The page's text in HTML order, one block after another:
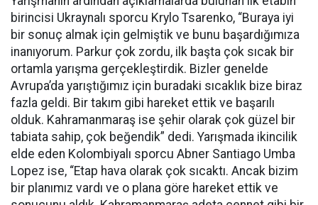
birincisi Ukraynalı sporcu Krylo Tsarenko, “Buraya iyi
bir sonuç almak için gelmiştik ve bunu başardığımıza
inanıyorum. Parkur çok zordu, ilk başta çok sıcak bir
ortamla yarışma gerçekleştirdik. Bizler genelde
Avrupa’da yarıştığımız için buradaki sıcaklık bize biraz
fazla geldi. Bir takım gibi hareket ettik ve başarılı
olduk. Kahramanmaraş ise şehir olarak çok güzel bir
tabiata sahip, çok beğendik” dedi. Yarışmada ikincilik
elde eden Kolombiyalı sporcu Abner Santiago Umba
Lopez ise, “Etap hava olarak çok sıcaktı. Ancak bizim
bir planımız vardı ve o plana göre hareket ettik ve